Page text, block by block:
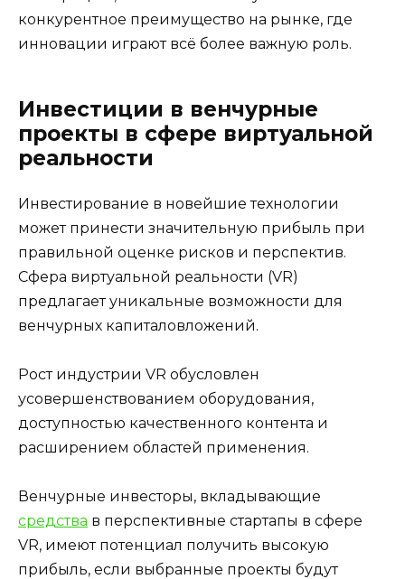
конкурентное преимущество на рынке, где
инновации играют всё более важную роль.
Инвестиции в венчурные
проекты в сфере виртуальной
реальности
Инвестирование в новейшие технологии
может принести значительную прибыль при
правильной оценке рисков и перспектив.
Сфера виртуальной реальности (VR)
предлагает уникальные возможности для
венчурных капиталовложений.
Рост индустрии VR обусловлен
усовершенствованием оборудования,
доступностью качественного контента и
расширением областей применения.
Венчурные инвесторы, вкладывающие
средства в перспективные стартапы в сфере
VR, имеют потенциал получить высокую
прибыль, если выбранные проекты будут